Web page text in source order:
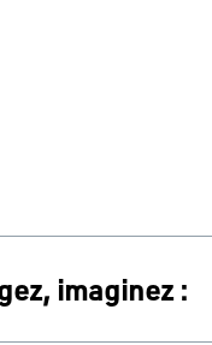
imaginez :